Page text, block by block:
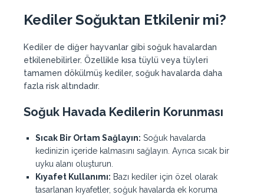
Kediler Soğuktan Etkilenir mi?
Kediler de diğer hayvanlar gibi soğuk havalardan
etkilenebilirler. Özellikle kısa tüylü veya tüyleri
tamamen dökülmüş kediler, soğuk havalarda daha
fazla risk altındadır.
Soğuk Havada Kedilerin Korunması
Sıcak Bir Ortam Sağlayın: Soğuk havalarda
kedinizin içeride kalmasını sağlayın. Ayrıca sıcak bir
uyku alanı oluşturun.
Kıyafet Kullanımı: Bazı kediler için özel olarak
tasarlanan kıyafetler, soğuk havalarda ek koruma